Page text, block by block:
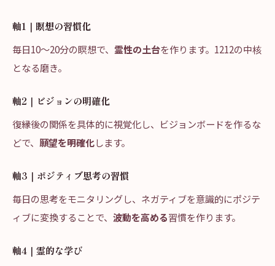
軸1｜瞑想の習慣化
毎日10〜20分の瞑想で、 霊性の土台を作ります。1212の中核
となる磨き。
軸2｜ビジョンの明確化
復縁後の関係を具体的に視覚化し、ビジョンボードを作るな
どで、 願望を明確化します。
軸3｜ポジティブ思考の習慣
毎日の思考をモニタリングし、ネガティブを意識的にポジテ
ィブに変換することで、 波動を高める習慣を作ります。
軸4｜霊的な学び